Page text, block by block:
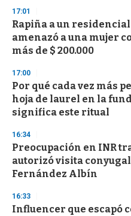
s
e
c
o
n
17:01
Rapiña a un
amenazó a una mujer
más de $ 200.000
17:00
Por qué cada vez más
hoja de laurel en la
significa este ritual
16:34
Preocupación en INR
autorizó visita
Fernández Albín
16:33
Influencer que escapó